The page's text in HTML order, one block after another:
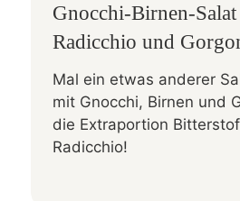
Gnocchi-Birnen-
Radicchio und
Mal ein etwas anderer
mit Gnocchi, Birnen und
die Extraportion
Radicchio!